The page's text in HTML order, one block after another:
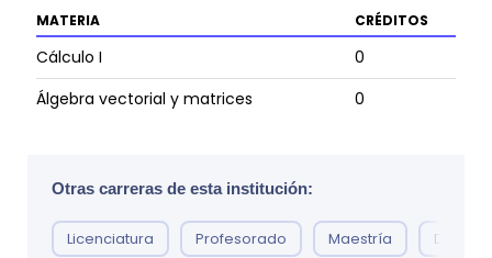
MATERIA
CRÉDITOS
Cálculo I
0
Álgebra vectorial y matrices
0
Optativa humanístico-social II
Otras carreras de esta institución:
Licenciatura Profesorado Maestría